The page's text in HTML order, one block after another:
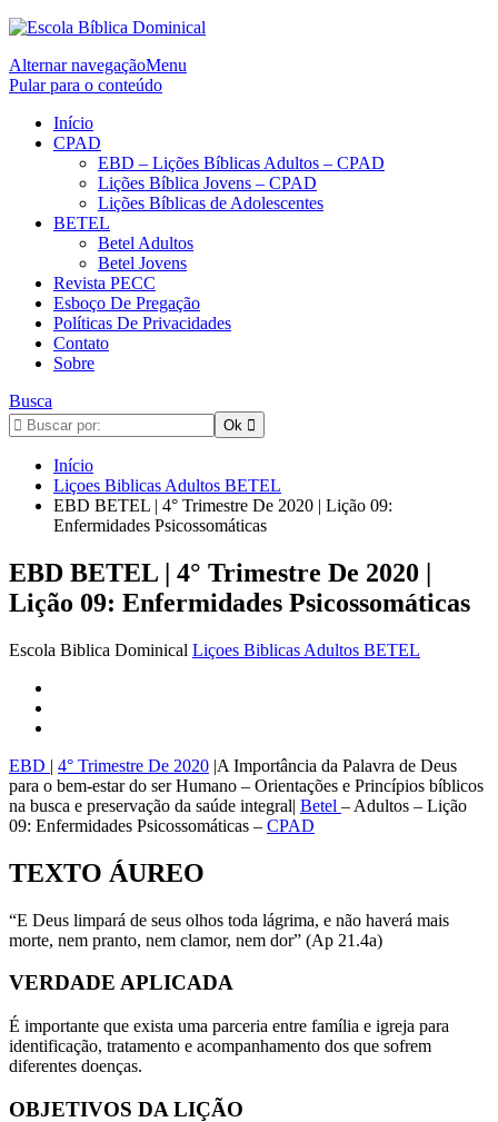
Alternar navegaçãoMenu
Pular para o conteúdo
Início
CPAD
EBD – Lições Bíblicas Adultos – CPAD
Lições Bíblica Jovens – CPAD
Lições Bíblicas de Adolescentes
BETEL
Betel Adultos
Betel Jovens
Revista PECC
Esboço De Pregação
Políticas De Privacidades
Contato
Sobre
Busca
Início
Liçoes Biblicas Adultos BETEL
EBD BETEL | 4° Trimestre De 2020 | Lição 09:
Enfermidades Psicossomáticas
EBD BETEL | 4° Trimestre De 2020 |
Lição 09: Enfermidades Psicossomáticas
Escola Biblica Dominical Liçoes Biblicas Adultos BETEL
EBD | 4° Trimestre De 2020 |A Importância da Palavra de Deus
para o bem-estar do ser Humano – Orientações e Princípios bíblicos
na busca e preservação da saúde integral| Betel – Adultos – Lição
09: Enfermidades Psicossomáticas – CPAD
TEXTO ÁUREO
“E Deus limpará de seus olhos toda lágrima, e não haverá mais
morte, nem pranto, nem clamor, nem dor” (Ap 21.4a)
VERDADE APLICADA
É importante que exista uma parceria entre família e igreja para
identificação, tratamento e acompanhamento dos que sofrem
diferentes doenças.
OBJETIVOS DA LIÇÃO